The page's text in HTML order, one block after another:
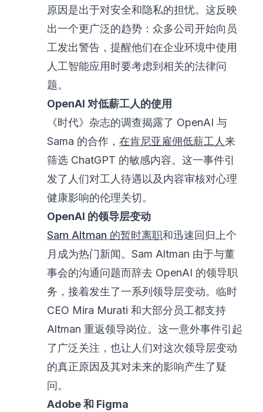
原因是出于对安全和隐私的担忧。这反映
出一个更广泛的趋势：众多公司开始向员
工发出警告，提醒他们在企业环境中使用
人工智能应用时要考虑到相关的法律问
题。
OpenAI 对低薪工人的使用
《时代》杂志的调查揭露了 OpenAI 与
Sama 的合作， 在肯尼亚雇佣低薪工人来
筛选 ChatGPT 的敏感内容。这一事件引
发了人们对工人待遇以及内容审核对心理
健康影响的伦理关切。
OpenAI 的领导层变动
Sam Altman 的暂时离职和迅速回归上个
月成为热门新闻。Sam Altman 由于与董
事会的沟通问题而辞去 OpenAI 的领导职
务，接着发生了一系列领导层变动。临时
CEO Mira Murati 和大部分员工都支持
Altman 重返领导岗位。这一意外事件引起
了广泛关注，也让人们对这次领导层变动
的真正原因及其对未来的影响产生了疑
问。
Adobe 和 Figma